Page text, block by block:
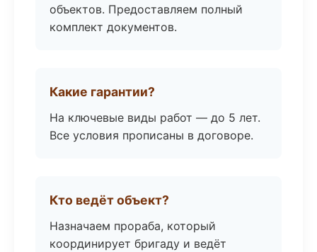
объектов. Предоставляем полный
комплект документов.
Какие гарантии?
На ключевые виды работ — до 5 лет.
Все условия прописаны в договоре.
Кто ведёт объект?
Назначаем прораба, который
координирует бригаду и ведёт